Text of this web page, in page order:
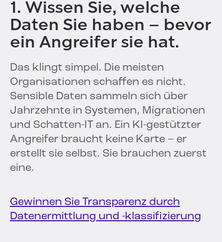
1. Wissen Sie, welche
Daten Sie haben – bevor
ein Angreifer sie hat.
Das klingt simpel. Die meisten
Organisationen schaffen es nicht.
Sensible Daten sammeln sich über
Jahrzehnte in Systemen, Migrationen
und Schatten-IT an. Ein KI-gestützter
Angreifer braucht keine Karte – er
erstellt sie selbst. Sie brauchen zuerst
eine.
Gewinnen Sie Transparenz durch
Datenermittlung und -klassifizierung